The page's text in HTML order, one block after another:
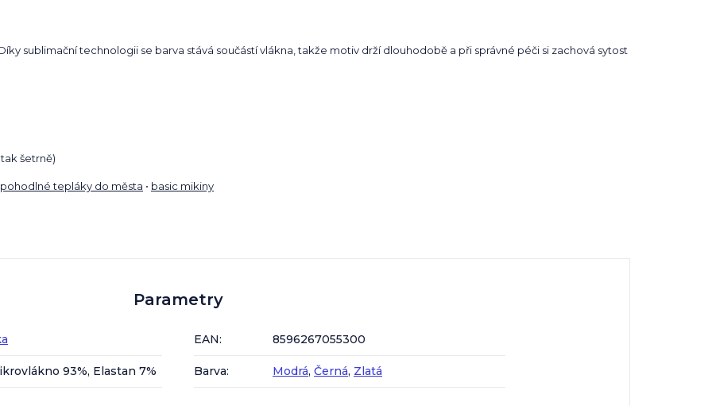
sublimační technologii se barva stává součástí vlákna, takže motiv drží dlouhodobě a při správné péči si zachová sytost
šetrně)
pohodlné tepláky do města • basic mikiny
Parametry
EAN: 8596267055300
93%, Elastan 7% Barva: Modrá, Černá, Zlatá